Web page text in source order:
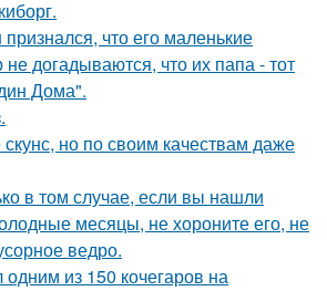
что его маленькие
догадываются, что их папа - тот
Дома".
но по своим качествам даже
в том случае, если вы нашли
месяцы, не хороните его, не
ведро.
из 150 кочегаров на